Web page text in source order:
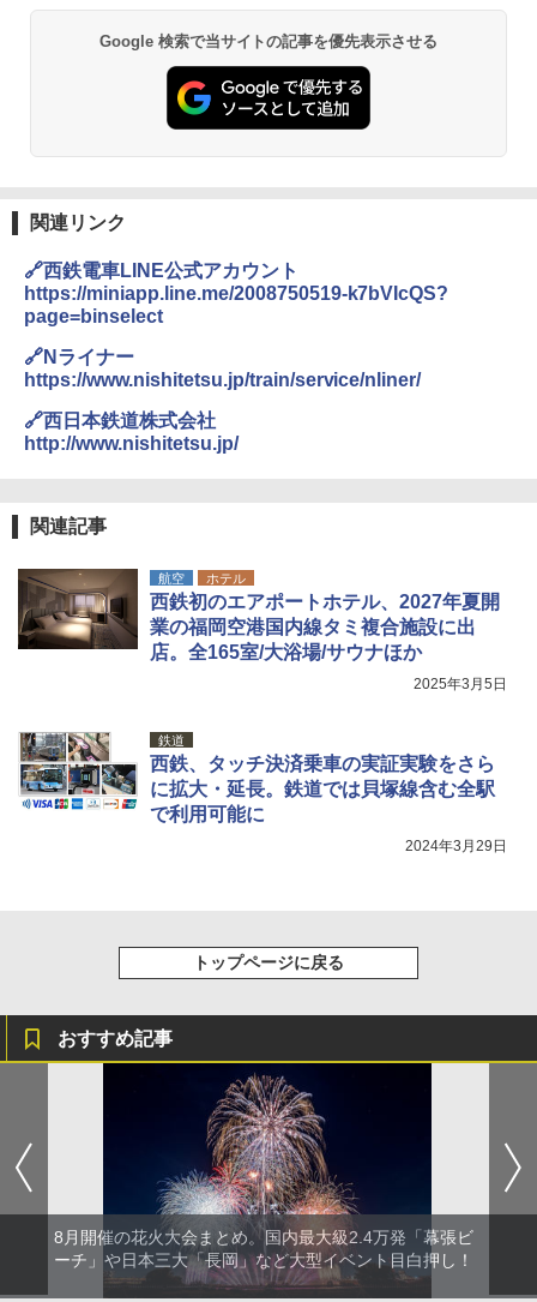
Google 検索で当サイトの記事を優先表示させる
関連リンク
🔗西鉄電車LINE公式アカウント
https://miniapp.line.me/2008750519-k7bVIcQS?
page=binselect
🔗Nライナー
https://www.nishitetsu.jp/train/service/nliner/
🔗西日本鉄道株式会社
http://www.nishitetsu.jp/
関連記事
航空 ホテル
西鉄初のエアポートホテル、2027年夏開
業の福岡空港国内線タミ複合施設に出
店。全165室/大浴場/サウナほか
2025年3月5日
鉄道
西鉄、タッチ決済乗車の実証実験をさら
に拡大・延長。鉄道では貝塚線含む全駅
で利用可能に
2024年3月29日
トップページに戻る
おすすめ記事
8月開催の花火大会まとめ。国内最大級2.4万発「幕張ビ
ーチ」や日本三大「長岡」など大型イベント目白押し！